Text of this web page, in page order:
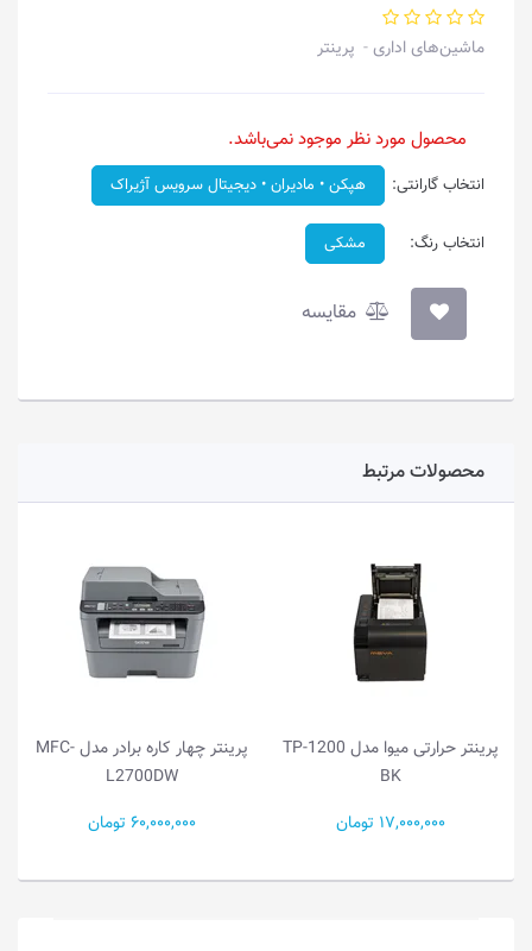
ماشین‌های اداری پرینتر
محصول مورد نظر موجود نمی‌باشد.
انتخاب گارانتی: هپکن • مادیران • دیجیتال سرویس آژیراک
انتخاب رنگ: مشکی
مقایسه
محصولات مرتبط
پرینتر حرارتی میوا مدل TP-1200
BK
17,000,000 تومان
پرینتر چهار کاره برادر مدل MFC-
L2700DW
60,000,000 تومان